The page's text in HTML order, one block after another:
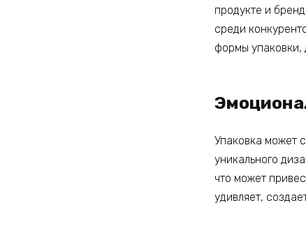
продукте и
среди
формы упаковки,
Упаковка может
уникального
что может
удивляет,